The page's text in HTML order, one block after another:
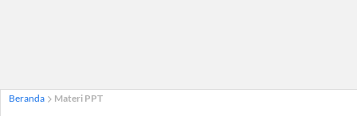
Beranda Materi PPT